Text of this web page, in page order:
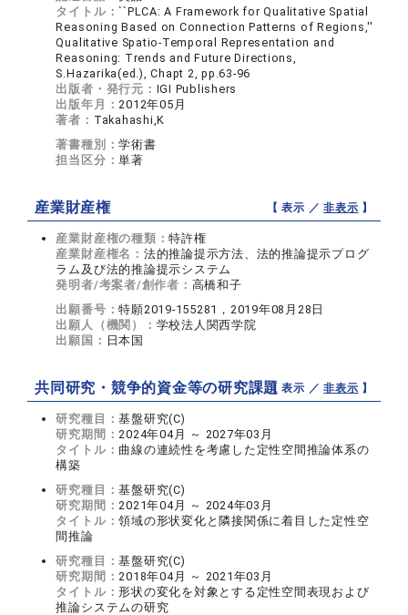
タイトル：``PLCA: A Framework for Qualitative Spatial
Reasoning Based on Connection Patterns of Regions,''
Qualitative Spatio-Temporal Representation and
Reasoning: Trends and Future Directions,
S.Hazarika(ed.), Chapt 2, pp.63-96
出版者・発行元： IGI Publishers
出版年月： 2012年05月
著者： Takahashi,K
著書種別：学術書
担当区分：単著
産業財産権 【 表示 ／非表示 】
産業財産権の種類：特許権
産業財産権名： 法的推論提示方法、法的推論提示プログ
ラム及び法的推論提示システム
発明者/考案者/創作者： 高橋和子
出願番号：特願2019-155281，2019年08月28日
出願人（機関）： 学校法人関西学院
出願国： 日本国
共同研究・競争的資金等の研究課題【 表示 ／非表示 】
研究種目：基盤研究(C)
研究期間： 2024年04月 ～ 2027年03月
タイトル： 曲線の連続性を考慮した定性空間推論体系の
構築
研究種目：基盤研究(C)
研究期間： 2021年04月 ～ 2024年03月
タイトル：領域の形状変化と隣接関係に着目した定性空
間推論
研究種目：基盤研究(C)
研究期間： 2018年04月 ～ 2021年03月
タイトル：形状の変化を対象とする定性空間表現および
推論システムの研究